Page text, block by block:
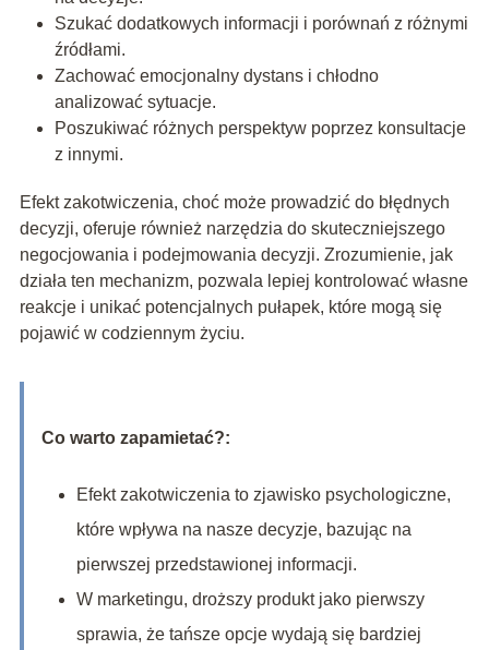
Szukać dodatkowych informacji i porównań z różnymi
źródłami.
Zachować emocjonalny dystans i chłodno
analizować sytuacje.
Poszukiwać różnych perspektyw poprzez konsultacje
z innymi.
Efekt zakotwiczenia, choć może prowadzić do błędnych
decyzji, oferuje również narzędzia do skuteczniejszego
negocjowania i podejmowania decyzji. Zrozumienie, jak
działa ten mechanizm, pozwala lepiej kontrolować własne
reakcje i unikać potencjalnych pułapek, które mogą się
pojawić w codziennym życiu.
Co warto zapamietać?:
Efekt zakotwiczenia to zjawisko psychologiczne,
które wpływa na nasze decyzje, bazując na
pierwszej przedstawionej informacji.
W marketingu, droższy produkt jako pierwszy
sprawia, że tańsze opcje wydają się bardziej